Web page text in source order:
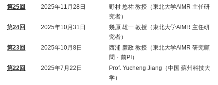
第25回
2025年11月28日
野村 悠祐 教授（東北大学AIMR 主任研
究者）
第24回
2025年10月31日
幾原 雄一 教授（東北大学AIMR 主任研
究者）
第23回
2025年10月8日
西浦 廉政 教授（東北大学AIMR 研究顧
問・前PI）
第22回
2025年7月22日
Prof. Yucheng Jiang（中国 蘇州科技大
学）